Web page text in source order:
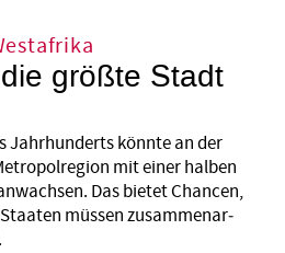
größte Stadt
Jahrhunderts könnte an der
mit einer halben
Das bietet Chancen,
müssen zusammenar­